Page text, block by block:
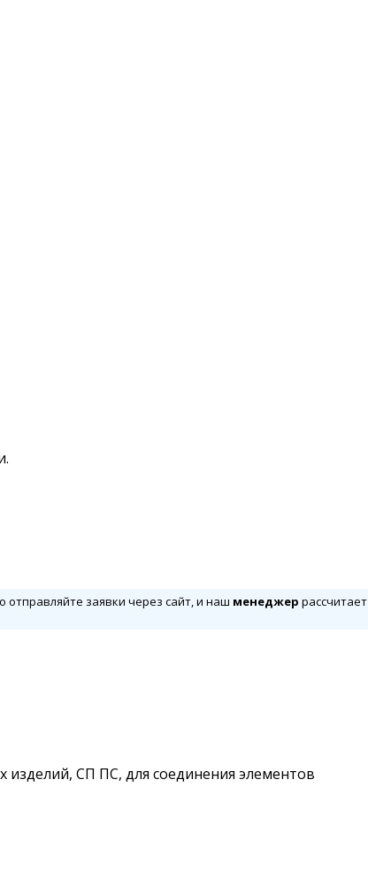
отправляйте заявки через сайт, и наш менеджер рассчитает
СП ПС, для соединения элементов